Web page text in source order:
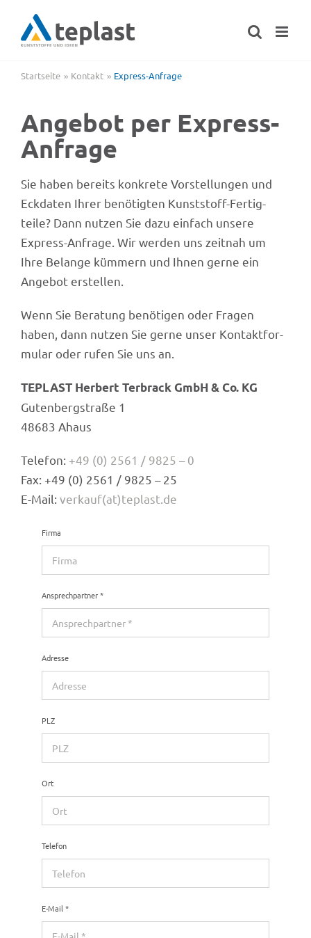
Inhalt
springen
Startseite Kontakt Express-Anfrage
Ange­bot per Express-
Anfrage
Sie haben bereits konkrete Vorstel­lun­gen und
Eckda­ten Ihrer benö­tig­ten Kunst­stoff-Fertig­
teile? Dann nutzen Sie dazu einfach unsere
Express-Anfrage. Wir werden uns zeit­nah um
Ihre Belange kümmern und Ihnen gerne ein
Ange­bot erstellen.
Wenn Sie Bera­tung benö­ti­gen oder Fragen
haben, dann nutzen Sie gerne unser Kontakt­for­
mu­lar oder rufen Sie uns an.
TEPLAST Herbert Terbrack GmbH & Co. KG
Guten­berg­straße 1
48683 Ahaus
Tele­fon: +49 (0) 2561 / 9825 – 0
Fax: +49 (0) 2561 / 9825 – 25
E-Mail: verkauf(at)teplast.de
Firma
Ansprech­part­ner*
Adresse
PLZ
Ort
Tele­fon
E-Mail *